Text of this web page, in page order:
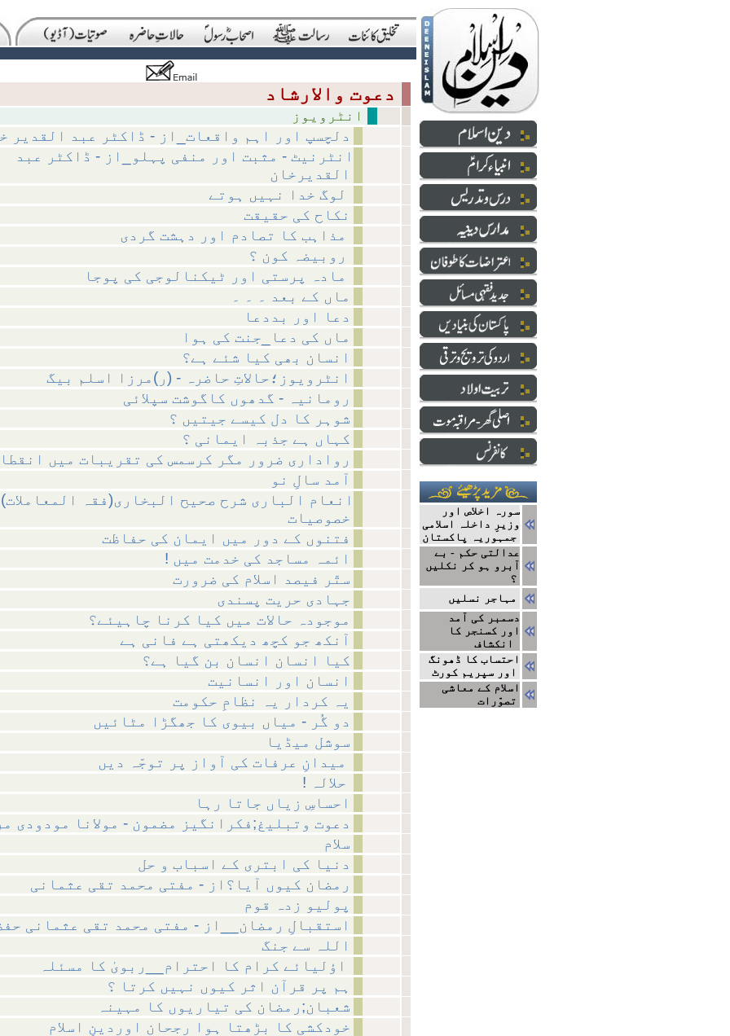
دلچسپ اور اہم واقعات_از - ڈاکٹر عبد القدیر
انٹرنیٹ - مثبت اور منفی پہلو_از - ڈاکٹر عبد
القدیرخان
نکاح کی حقیقت
ماں کے بعد ۔ ۔ ۔
دعا اور بددعا
ماں کی دعا_جنت کی ہوا
انسان بھی کیا شئے ہے؟
انٹرویوز؛حالاتِ حاضرہ - (ر)مرزا اسلم بیگ
رومانیہ - گدھوں کاگوشت سپلائی
شوہر کا دل کیسے جیتیں ؟
کہاں ہے جذبہ ایمانی ؟
رواداری ضرور مگر کرسمس کی تقریبات میں
آمد سالِ نو
انعام الباری شرح صحیح البخاری(فقہ
خصوصیات
فتنوں کے دور میں ایمان کی حفاظت
! ائمہ مساجد کی خدمت میں
ستّر فیصد اسلام کی ضرورت
جہادی حریت پسندی
موجودہ حالات میں کیا کرنا چاہیئے؟
آنکھ جو کچھ دیکھتی ہے فانی ہے
کیا انسان انسان بن گیا ہے؟
انسان اور انسانیت
یہ کردار یہ نظامِ حکومت
دو گُر - میاں بیوی کا جھگڑا مٹائیں
سوشل میڈیا
احساسِ زیاں جاتا رہا
دعوت وتبلیغ;فکرانگیز مضمون - مولانا مودودی
سلام
دنیا کی ابتری کے اسباب و حل
رمضان کیوں آیا؟از - مفتی محمد تقی عثمانی
پولیو زدہ قوم
استقبالِ رمضان__از - مفتی محمد تقی عثمانی
اللہ سے جنگ
ہم پر قرآن اثر کیوں نہیں کرتا ؟
شعبان;رمضان کی تیاریوں کا مہینہ
خودکشی کا بڑھتا ہوا رجحان اوردینِ اسلام
سورہ اخلاص اور
وزیرِ داخلہ اسلامی
جمہوریہ پاکستان
عدالتی حکم - بے
آبرو ہو کر نکلیں
؟
مہاجر نسلیں
دسمبر کی آمد
اور کسنجر کا
احتساب کا ڈھونگ
اور سپریم کورٹ
اسلام کے معاشی
تصوّرات